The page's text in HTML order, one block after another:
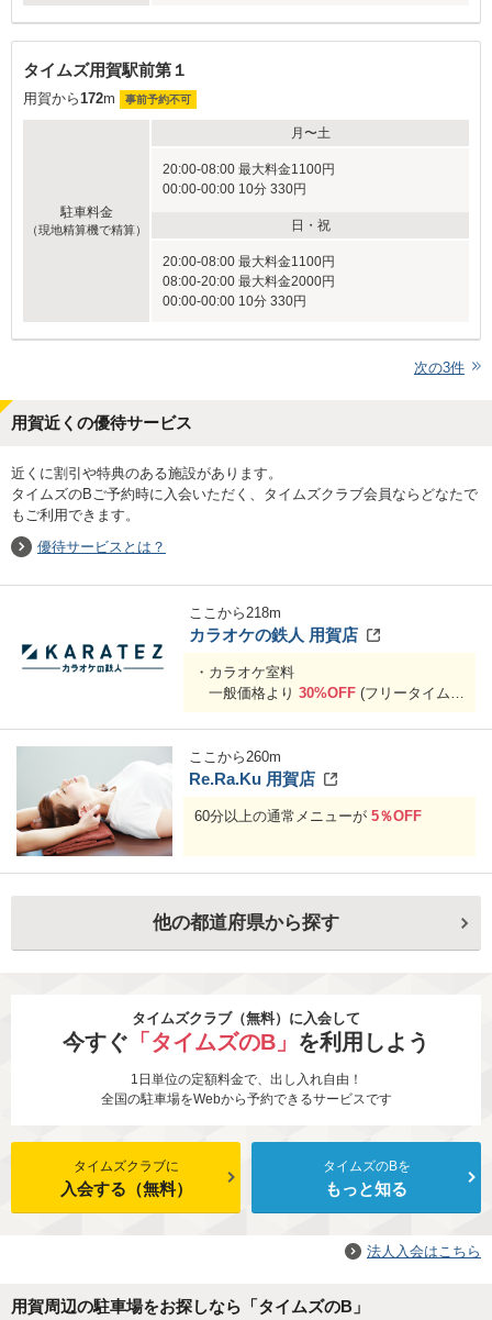
タイムズ用賀駅前第１
用賀から172m 事前予約不可
駐車料金
（現地精算機で精算）
月〜土
20:00-08:00 最大料金1100円
00:00-00:00 10分 330円
日・祝
20:00-08:00 最大料金1100円
08:00-20:00 最大料金2000円
00:00-00:00 10分 330円
次の3件
用賀近くの優待サービス
近くに割引や特典のある施設があります。
タイムズのBご予約時に入会いただく、タイムズクラブ会員ならどなたで
もご利用できます。
優待サービスとは？
ここから218m
カラオケの鉄人 用賀店
・カラオケ室料
一般価格より 30%OFF (フリータイムも
ここから260m
Re.Ra.Ku 用賀店
60分以上の通常メニューが 5％OFF
他の都道府県から探す
タイムズクラブ（無料）に入会して
今すぐ 「タイムズのB」 を利用しよう
1日単位の定額料金で、出し入れ自由！
全国の駐車場をWebから予約できるサービスです
タイムズクラブに
入会する（無料）
タイムズのBを
もっと知る
法人入会はこちら
用賀周辺の駐車場をお探しなら「タイムズのB」